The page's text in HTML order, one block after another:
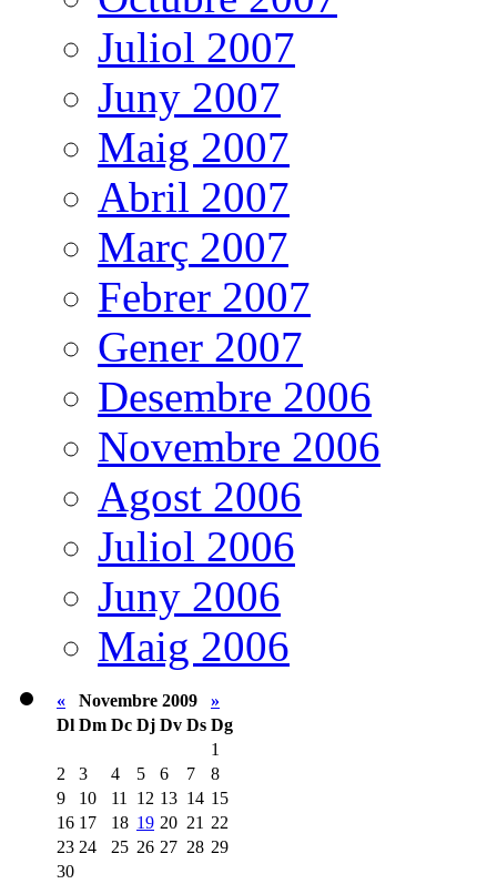
Juliol 2007
Juny 2007
Maig 2007
Abril 2007
Març 2007
Febrer 2007
Gener 2007
Desembre 2006
Novembre 2006
Agost 2006
Juliol 2006
Juny 2006
Maig 2006
« Novembre 2009
»
Dl Dm Dc Dj Dv Ds Dg
1
2
3 4 5 6 7
8
9
10 11 12 13 14 15
16 17 18 19 20 21 22
23 24 25 26 27 28 29
30